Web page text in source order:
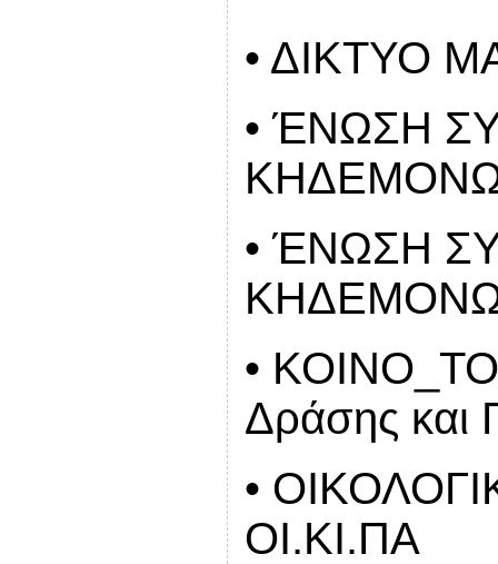
• ΔΙΚΤΥΟ
• ΈΝΩΣΗ
• ΈΝΩΣΗ
•
Δράσης και
•
ΟΙ.ΚΙ.ΠΑ